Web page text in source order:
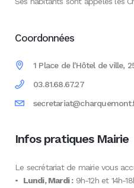
Coordonnées
1 Place de l'Hôtel de ville,
03.81.68.67.27
Infos pratiques Mairie
Le secrétariat de mairie vous
• Lundi, Mardi :9h-12h et 14h-